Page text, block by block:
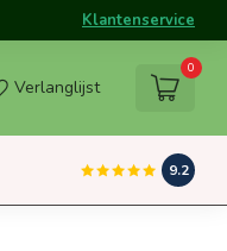
Klantenservice
Verlanglijst
0
9.2